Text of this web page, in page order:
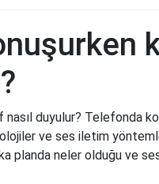
duyulur? Telefonda
ve ses iletim
planda neler olduğu ve